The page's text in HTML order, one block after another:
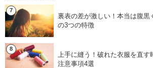
裏表の差が激しい！本当は腹黒
の3つの特徴
上手に縫う！破れた衣服を直
注意事項4選